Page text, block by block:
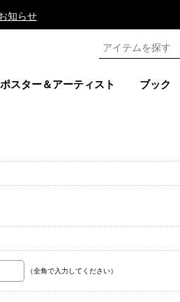
知らせ
ポスター＆アーティスト ブック
（全角で入力してください）